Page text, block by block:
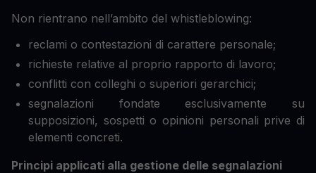
Non rientrano nell’ambito del whistleblowing:
reclami o contestazioni di carattere personale;
richieste relative al proprio rapporto di lavoro;
conflitti con colleghi o superiori gerarchici;
segnalazioni fondate esclusivamente su
supposizioni, sospetti o opinioni personali prive di
elementi concreti.
Principi applicati alla gestione delle segnalazioni